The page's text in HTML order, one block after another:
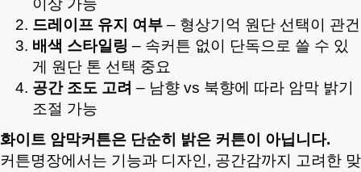
이상 가능
드레이프 유지 여부 – 형상기억 원단 선택이 관건
배색 스타일링 – 속커튼 없이 단독으로 쓸 수 있
게 원단 톤 선택 중요
공간 조도 고려 – 남향 vs 북향에 따라 암막 밝기
조절 가능
화이트 암막커튼은 단순히 밝은 커튼이 아닙니다.
커튼명장에서는 기능과 디자인, 공간감까지 고려한 맞